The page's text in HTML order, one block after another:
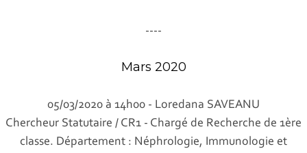
----
Mars 2020
05/03/2020 à 14h00 - Loredana SAVEANU
Chercheur Statutaire / CR1 - Chargé de Recherche de 1ère
classe. Département : Néphrologie, Immunologie et